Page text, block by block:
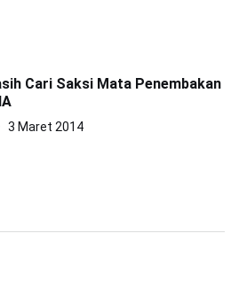
Cari Saksi Mata Penembakan
3 Maret 2014